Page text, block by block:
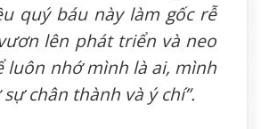
quý báu này làm gốc rễ
lên phát triển và neo
luôn nhớ mình là ai, mình
chân thành và ý chí”.